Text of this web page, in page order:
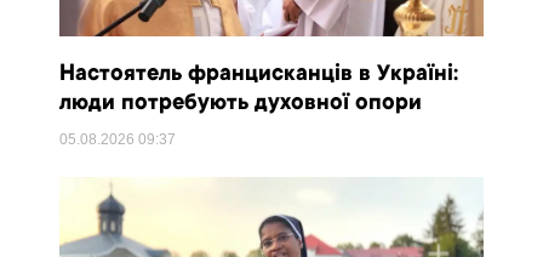
Настоятель францисканців в Україні:
люди потребують духовної опори
05.08.202609:37